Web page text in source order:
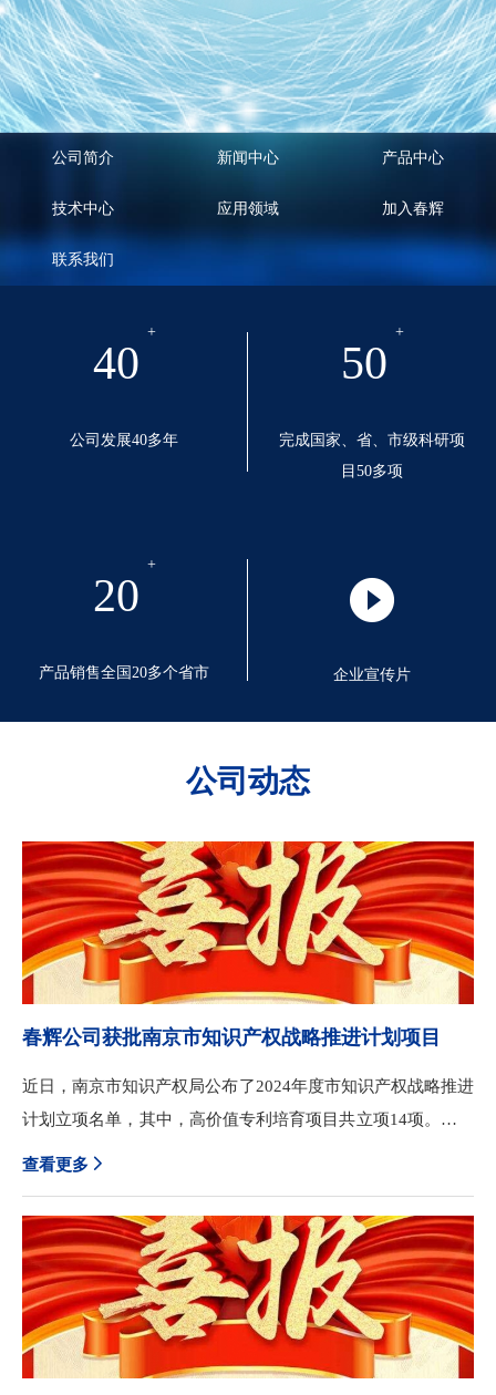
公司简介 新闻中心 产品中心
技术中心 应用领域 加入春辉
联系我们
40
公司发展40多年
50
完成国家、省、市级科研项
目50多项
20
产品销售全国20多个省市 企业宣传片
公司动态
春辉公司获批南京市知识产权战略推进计划项目
近日，南京市知识产权局公布了2024年度市知识产权战略推进
计划立项名单，其中，高价值专利培育项目共立项14项。由春
辉公司独立申报的“二维微结构高性能光纤束及关键技术高价
市知识产权局为全面塑造创新驱动发展新优势，推动知识产权
融合发展设立的重要推进项目。春辉公司本次立项项目以高性
能光纤束关键技术为落脚点，旨在建立健全高价值专利培育平
台，形成一套稳定高效运行机制，为高性能光纤束相关专利的
布局和挖掘提供保障，同时深耕自主技术，突破一批关键技术
攻关，拓宽公司产品系列及应用领域，经过产业化建设，带动
查看更多